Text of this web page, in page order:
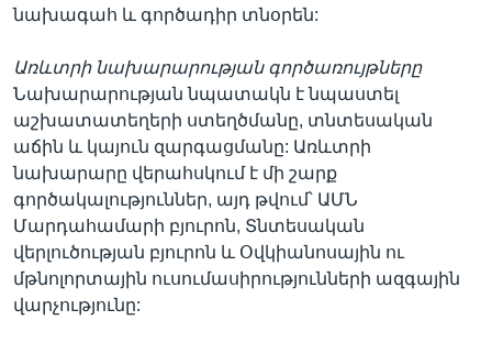
նախագահ և գործադիր տնօրեն:
Առևտրի նախարարության գործառույթները
Նախարարության նպատակն է նպաստել
աշխատատեղերի ստեղծմանը, տնտեսական
աճին և կայուն զարգացմանը: Առևտրի
նախարարը վերահսկում է մի շարք
գործակալություններ, այդ թվում՝ ԱՄՆ
Մարդահամարի բյուրոն, Տնտեսական
վերլուծության բյուրոն և Օվկիանոսային ու
մթնոլորտային ուսումասիրությունների ազգային
վարչությունը: